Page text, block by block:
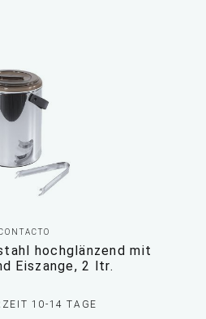
hochglänzend mit
Eiszange, 2 ltr.
10-14 TAGE